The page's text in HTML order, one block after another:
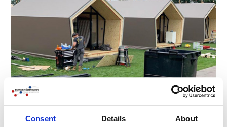
Consent Details About